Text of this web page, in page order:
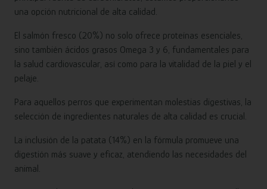
una opción nutricional de alta calidad.
El salmón fresco (20%) no solo ofrece proteínas esenciales,
sino también ácidos grasos Omega 3 y 6, fundamentales para
la salud cardiovascular, así como para la vitalidad de la piel y el
pelaje.
Para aquellos perros que experimentan molestias digestivas, la
selección de ingredientes naturales de alta calidad es crucial.
La inclusión de la patata (14%) en la fórmula promueve una
digestión más suave y eficaz, atendiendo las necesidades del
animal.